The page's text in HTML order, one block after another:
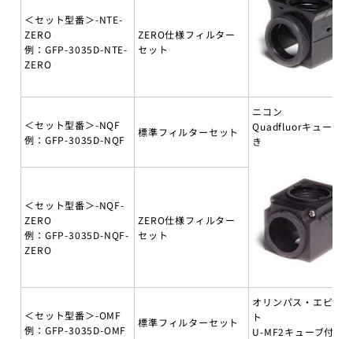
＜セット型番＞-NTE-
ZERO
例：GFP-3035D-NTE-
ZERO
ZERO仕様フィルター
セット
＜セット型番＞-NQF
例：GFP-3035D-NQF
標準フィルターセット
ニコン
Quadfluorキューブ付
き
＜セット型番＞-NQF-
ZERO
例：GFP-3035D-NQF-
ZERO
ZERO仕様フィルター
セット
＜セット型番＞-OMF
例：GFP-3035D-OMF
標準フィルターセット
オリンパス・エビデン
ト
U-MF2キューブ付き